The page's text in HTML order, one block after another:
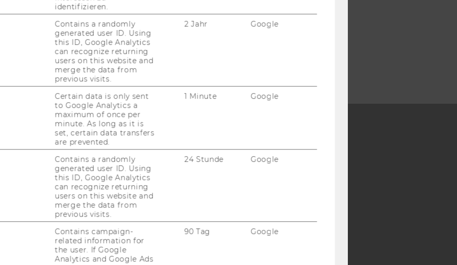
KARRIEREKONTAKTE AN DER
KARRIERENETZWERKE AN DER
NewsletterBluesky
WEBSEITE
MEDIA
AACSB AMBA
identifizieren.
Contains a randomly
generated user ID. Using
this ID, Google Analytics
can recognize returning
users on this website and
merge the data from
previous visits.
2 Jahr Google
Certain data is only sent
to Google Analytics a
maximum of once per
minute. As long as it is
set, certain data transfers
are prevented.
1 Minute Google
Contains a randomly
generated user ID. Using
this ID, Google Analytics
can recognize returning
users on this website and
merge the data from
previous visits.
24 Stunde Google
Contains campaign-
related information for
the user. If Google
Analytics and Google Ads
90 Tag Google